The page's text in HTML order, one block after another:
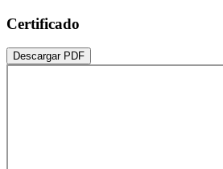
Certificado
Descargar PDF